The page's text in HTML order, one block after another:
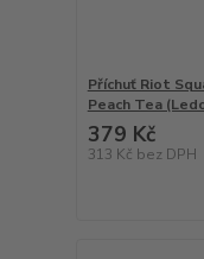
Příchuť Riot
Peach Tea
379 Kč
313 Kč bez DPH